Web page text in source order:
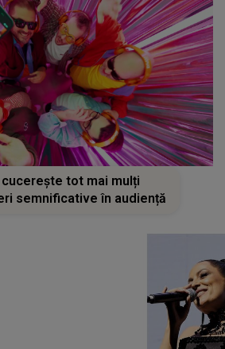
cucerește tot mai mulți
semnificative în audiență